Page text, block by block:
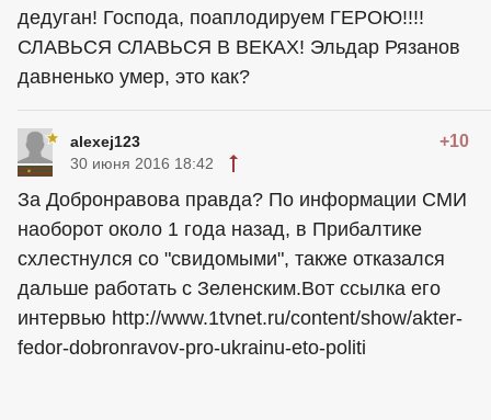
дедуган! Господа, поаплодируем ГЕРОЮ!!!!
СЛАВЬСЯ СЛАВЬСЯ В ВЕКАХ! Эльдар Рязанов
давненько умер, это как?
alexej123 +10
30 июня 2016 18:42
За Добронравова правда? По информации СМИ
наоборот около 1 года назад, в Прибалтике
схлестнулся со "свидомыми", также отказался
дальше работать с Зеленским.Вот ссылка его
интервью http://www.1tvnet.ru/content/show/akter-
fedor-dobronravov-pro-ukrainu-eto-politi